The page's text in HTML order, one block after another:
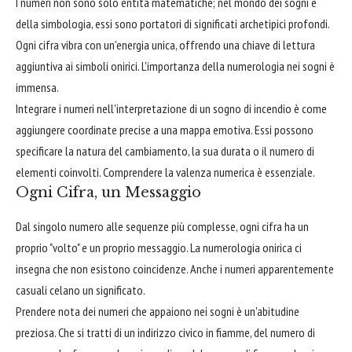
della simbologia, essi sono portatori di significati archetipici profondi.
Ogni cifra vibra con un'energia unica, offrendo una chiave di lettura
aggiuntiva ai simboli onirici. L'importanza della numerologia nei sogni è
immensa.
Integrare i numeri nell'interpretazione di un sogno di incendio è come
aggiungere coordinate precise a una mappa emotiva. Essi possono
specificare la natura del cambiamento, la sua durata o il numero di
elementi coinvolti. Comprendere la valenza numerica è essenziale.
Ogni Cifra, un Messaggio
Dal singolo numero alle sequenze più complesse, ogni cifra ha un
proprio "volto" e un proprio messaggio. La numerologia onirica ci
insegna che non esistono coincidenze. Anche i numeri apparentemente
casuali celano un significato.
Prendere nota dei numeri che appaiono nei sogni è un'abitudine
preziosa. Che si tratti di un indirizzo civico in fiamme, del numero di